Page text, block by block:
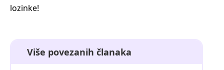
lozinke!
Više povezanih članaka